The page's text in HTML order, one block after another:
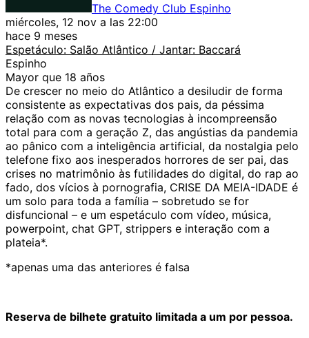
The Comedy Club Espinho
miércoles, 12 nov a las 22:00
hace 9 meses
Espetáculo: Salão Atlântico / Jantar: Baccará
Espinho
Mayor que 18 años
De crescer no meio do Atlântico a desiludir de forma
consistente as expectativas dos pais, da péssima
relação com as novas tecnologias à incompreensão
total para com a geração Z, das angústias da pandemia
ao pânico com a inteligência artificial, da nostalgia pelo
telefone fixo aos inesperados horrores de ser pai, das
crises no matrimônio às futilidades do digital, do rap ao
fado, dos vícios à pornografia, CRISE DA MEIA-IDADE é
um solo para toda a família – sobretudo se for
disfuncional – e um espetáculo com vídeo, música,
powerpoint, chat GPT, strippers e interação com a
plateia*.
*apenas uma das anteriores é falsa
Reserva de bilhete gratuito limitada a um por pessoa.